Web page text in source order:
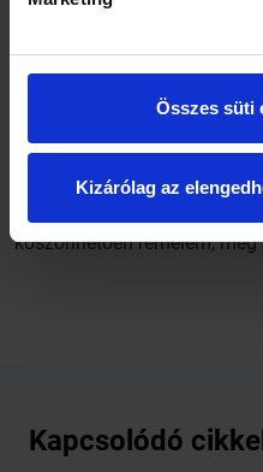
Összes süti
Kizárólag az
A hetedik edzői posztért
reggel egy sétára, és
egy fránya sört (ami a fent
ki, hogy mit kell még
kivinni.
Így állandó mozgásban
köszönhetően remélem,
Kapcsolódó